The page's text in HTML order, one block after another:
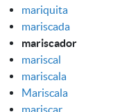
mariquita
mariscada
mariscador
mariscal
mariscala
Mariscala
mariscar